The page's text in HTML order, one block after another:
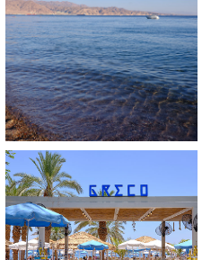
-
+
לפתיחת
התמונה
בגדול
-
+